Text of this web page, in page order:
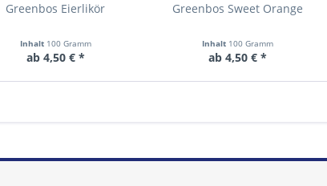
Greenbos Eierlikör
Inhalt 100 Gramm
ab 4,50 € *
Greenbos Sweet Orange
Inhalt 100 Gramm
ab 4,50 € *